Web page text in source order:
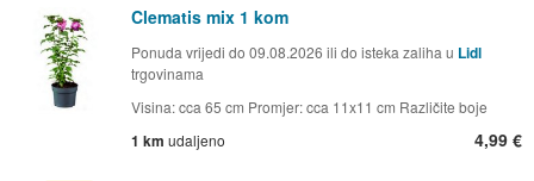
Clematis mix 1 kom
Ponuda vrijedi do 09.08.2026 ili do isteka zaliha u Lidl
trgovinama
Visina: cca 65 cm Promjer: cca 11x11 cm Različite boje
1 km udaljeno 4,99 €